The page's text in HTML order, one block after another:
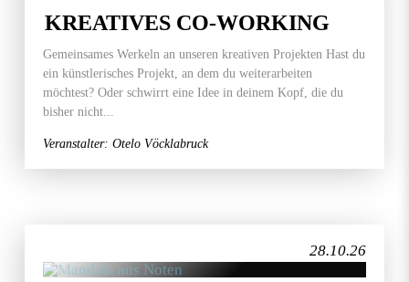
KREATIVES CO-WORKING
Gemeinsames Werkeln an unseren kreativen Projekten Hast du
ein künstlerisches Projekt, an dem du weiterarbeiten
möchtest? Oder schwirrt eine Idee in deinem Kopf, die du
bisher nicht...
Veranstalter: Otelo Vöcklabruck
28.10.26